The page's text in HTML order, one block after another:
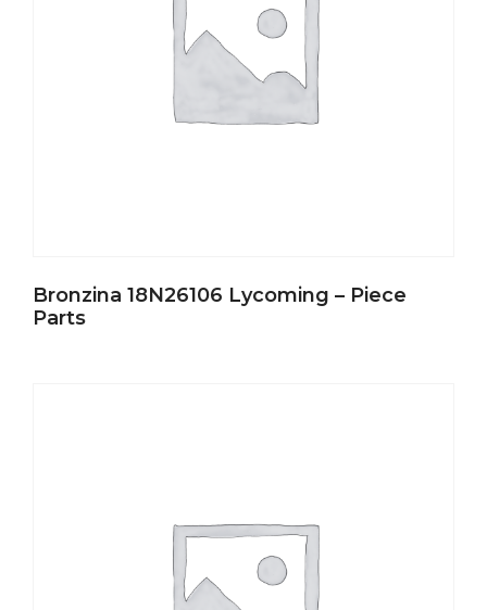
Bronzina 18N26106 Lycoming – Piece
Parts